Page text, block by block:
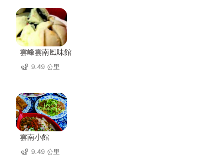
雲峰雲南風味館
9.49 公里
雲南小館
9.49 公里